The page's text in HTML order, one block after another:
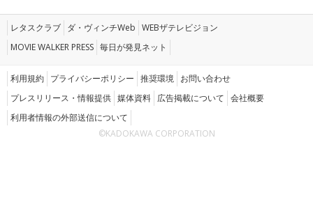
レタスクラブ ダ・ヴィンチWeb WEBザテレビジョン
MOVIE WALKER PRESS 毎日が発見ネット
利用規約 プライバシーポリシー 推奨環境 お問い合わせ
プレスリリース・情報提供 媒体資料 広告掲載について 会社概要
利用者情報の外部送信について
©KADOKAWA CORPORATION